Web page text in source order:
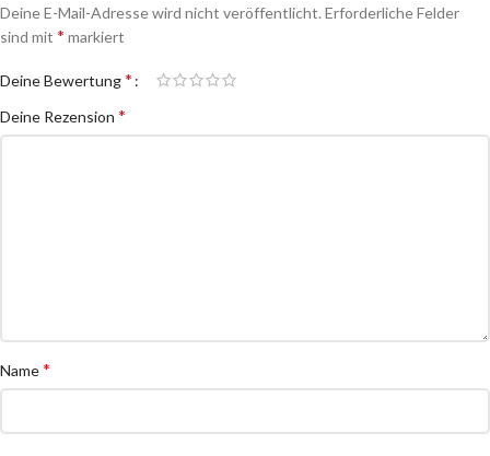
Deine E-Mail-Adresse wird nicht veröffentlicht. Erforderliche Felder
sind mit * markiert
Deine Bewertung*
Deine Rezension *
Name*